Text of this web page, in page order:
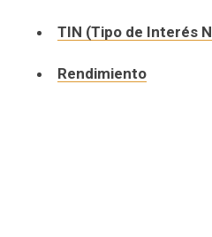
TIN (Tipo de Interés
Rendimiento